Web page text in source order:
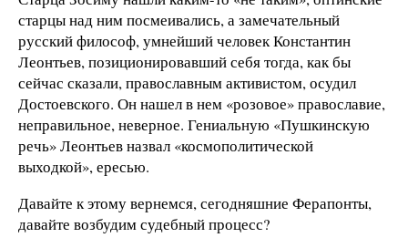
старцы над ним посмеивались, а замечательный
русский философ, умнейший человек Константин
Леонтьев, позиционировавший себя тогда, как бы
сейчас сказали, православным активистом, осудил
Достоевского. Он нашел в нем «розовое» православие,
неправильное, неверное. Гениальную «Пушкинскую
речь» Леонтьев назвал «космополитической
выходкой», ересью.
Давайте к этому вернемся, сегодняшние Ферапонты,
давайте возбудим судебный процесс?